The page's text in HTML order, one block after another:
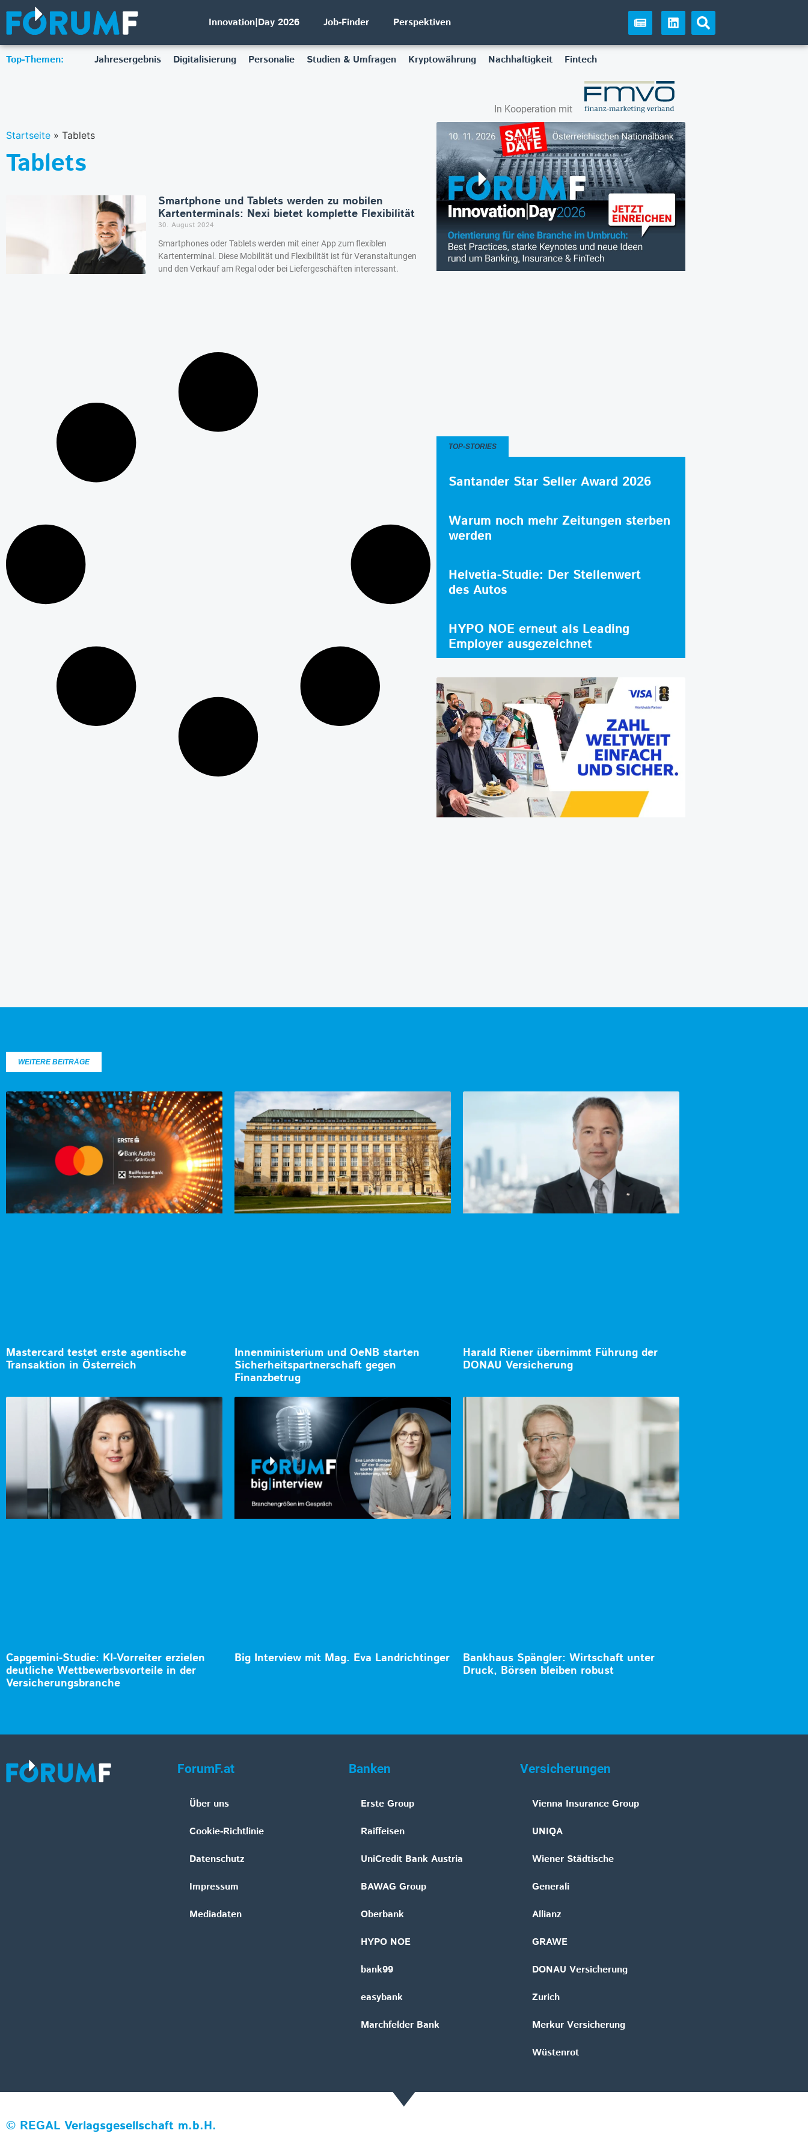
Innovation|Day 2026 Job-Finder Perspektiven
Top-Themen: Jahresergebnis Digitalisierung Personalie Studien & Umfragen Kryptowährung Nachhaltigkeit Fintech
In Kooperation mit
Startseite » Tablets
Tablets
Smartphone und Tablets werden zu mobilen
Kartenterminals: Nexi bietet komplette Flexibilität
30. August 2024
Smartphones oder Tablets werden mit einer App zum flexiblen
Kartenterminal. Diese Mobilität und Flexibilität ist für Veranstaltungen
und den Verkauf am Regal oder bei Liefergeschäften interessant.
TOP-STORIES
Santander Star Seller Award 2026
Warum noch mehr Zeitungen sterben
werden
Helvetia-Studie: Der Stellenwert
des Autos
HYPO NOE erneut als Leading
Employer ausgezeichnet
WEITERE BEITRÄGE
Mastercard testet erste agentische
Transaktion in Österreich
Innenministerium und OeNB starten
Sicherheitspartnerschaft gegen
Finanzbetrug
Harald Riener übernimmt Führung der
DONAU Versicherung
Capgemini-Studie: KI-Vorreiter erzielen
deutliche Wettbewerbsvorteile in der
Versicherungsbranche
Big Interview mit Mag. Eva Landrichtinger
Bankhaus Spängler: Wirtschaft unter
Druck, Börsen bleiben robust
ForumF.at
Über uns
Cookie-Richtlinie
Datenschutz
Impressum
Mediadaten
Banken
Erste Group
Raiffeisen
UniCredit Bank Austria
BAWAG Group
Oberbank
HYPO NOE
bank99
easybank
Marchfelder Bank
Versicherungen
Vienna Insurance Group
UNIQA
Wiener Städtische
Generali
Allianz
GRAWE
DONAU Versicherung
Zurich
Merkur Versicherung
Wüstenrot
© REGAL Verlagsgesellschaft m.b.H.